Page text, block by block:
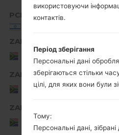
PCL
ZAF
South
Africa
ZAF
South
ZAF
South
Africa
використовуючи
контактів.
Період зберігання
Персональні дані
зберігаються стільки
цілі, для яких вони були
Тому:
Персональні дані,